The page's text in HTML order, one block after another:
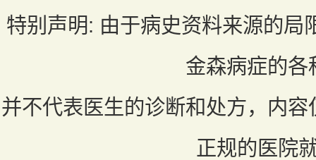
特别声明: 由于病史资料来源的局
金森病症的各
并不代表医生的诊断和处方，内
正规的医院